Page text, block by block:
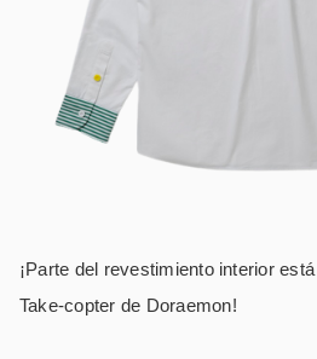
¡Parte del revestimiento interior
Take-copter de Doraemon!